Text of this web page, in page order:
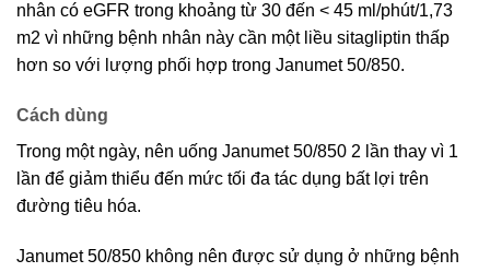
nhân có eGFR trong khoảng từ 30 đến < 45 ml/phút/1,73
m2 vì những bệnh nhân này cần một liều sitagliptin thấp
hơn so với lượng phối hợp trong Janumet 50/850.
Cách dùng
Trong một ngày, nên uống Janumet 50/850 2 lần thay vì 1
lần để giảm thiểu đến mức tối đa tác dụng bất lợi trên
đường tiêu hóa.
Janumet 50/850 không nên được sử dụng ở những bệnh